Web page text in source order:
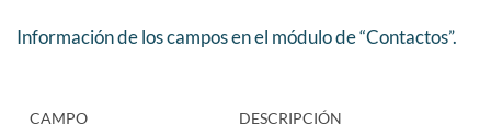
Información de los campos en el módulo de “Contactos”.
CAMPO DESCRIPCIÓN